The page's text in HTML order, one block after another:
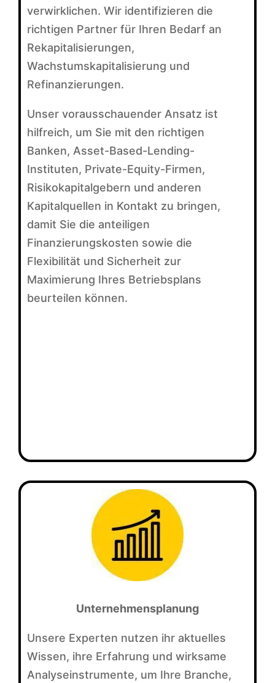
verwirklichen. Wir identifizieren die
richtigen Partner für Ihren Bedarf an
Rekapitalisierungen,
Wachstumskapitalisierung und
Refinanzierungen.
Unser vorausschauender Ansatz ist
hilfreich, um Sie mit den richtigen
Banken, Asset-Based-Lending-
Instituten, Private-Equity-Firmen,
Risikokapitalgebern und anderen
Kapitalquellen in Kontakt zu bringen,
damit Sie die anteiligen
Finanzierungskosten sowie die
Flexibilität und Sicherheit zur
Maximierung Ihres Betriebsplans
beurteilen können.
Unternehmensplanung
Unsere Experten nutzen ihr aktuelles
Wissen, ihre Erfahrung und wirksame
Analyseinstrumente, um Ihre Branche,